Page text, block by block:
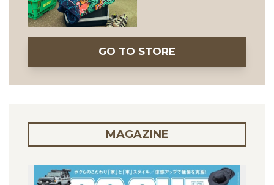
GO TO STORE
MAGAZINE